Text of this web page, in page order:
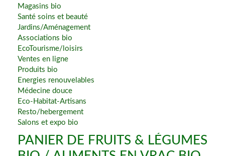
Magasins bio
Santé soins et beauté
Jardins/Aménagement
Associations bio
EcoTourisme/loisirs
Ventes en ligne
Produits bio
Energies renouvelables
Médecine douce
Eco-Habitat-Artisans
Resto/hebergement
Salons et expo bio
PANIER DE FRUITS & LÉGUMES